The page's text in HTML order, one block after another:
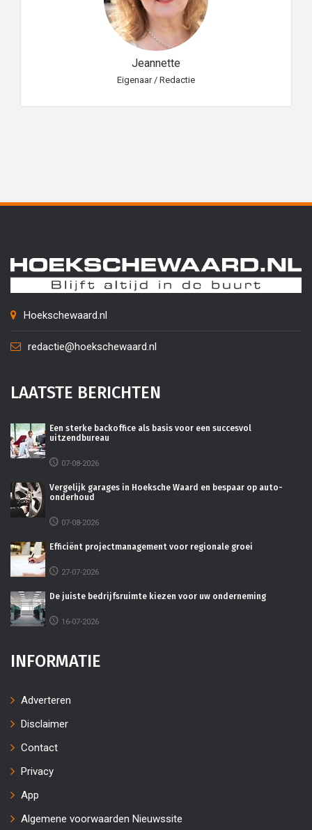
Jeannette
Eigenaar / Redactie
Hoekschewaard.nl
redactie@hoekschewaard.nl
LAATSTE BERICHTEN
Een sterke backoffice als basis voor een succesvol
uitzendbureau
07-08-2026
Vergelijk garages in Hoeksche Waard en bespaar op auto-
onderhoud
07-08-2026
Efficiënt projectmanagement voor regionale groei
27-07-2026
De juiste bedrijfsruimte kiezen voor uw onderneming
16-07-2026
INFORMATIE
Adverteren
Disclaimer
Contact
Privacy
App
Algemene voorwaarden Nieuwssite